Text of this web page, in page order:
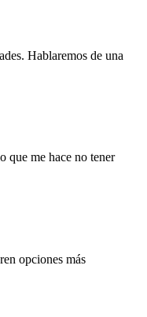
Hablaremos de una
que me hace no tener
opciones más